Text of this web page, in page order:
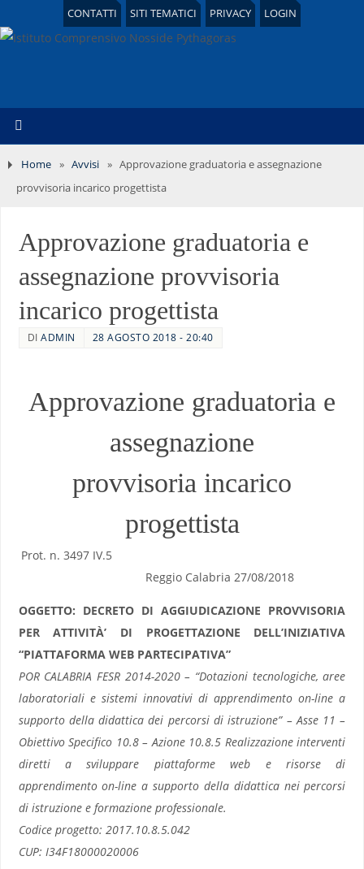
CONTATTI SITI TEMATICI PRIVACY LOGIN
Home » Avvisi » Approvazione graduatoria e assegnazione
provvisoria incarico progettista
Approvazione graduatoria e
assegnazione provvisoria
incarico progettista
DIADMIN 28 AGOSTO 2018 - 20:40
Approvazione graduatoria e
assegnazione
provvisoria incarico
progettista
Prot. n. 3497 IV.5
Reggio Calabria 27/08/2018
OGGETTO: DECRETO DI AGGIUDICAZIONE PROVVISORIA
PER ATTIVITÀ’ DI PROGETTAZIONE DELL’INIZIATIVA
“PIATTAFORMA WEB PARTECIPATIVA”
POR CALABRIA FESR 2014-2020 – “Dotazioni tecnologiche, aree
laboratoriali e sistemi innovativi di apprendimento on-line a
supporto della didattica dei percorsi di istruzione” – Asse 11 –
Obiettivo Specifico 10.8 – Azione 10.8.5 Realizzazione interventi
diretti a sviluppare piattaforme web e risorse di
apprendimento on-line a supporto della didattica nei percorsi
di istruzione e formazione professionale.
Codice progetto: 2017.10.8.5.042
CUP: I34F18000020006